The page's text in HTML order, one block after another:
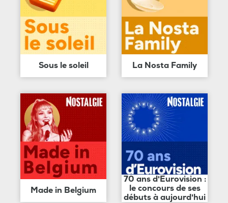
Sous le soleil La Nosta Family
Made in Belgium
70 ans d'Eurovision :
le concours de ses
débuts à aujourd'hui